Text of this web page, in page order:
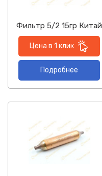
Фильтр 5/2 15гр Китай
Цена в 1 клик
Подробнее